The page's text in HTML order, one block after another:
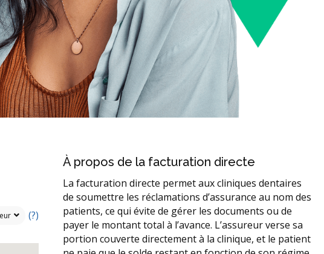
(?)
À propos de la facturation directe
La facturation directe permet aux cliniques dentaires
de soumettre les réclamations d’assurance au nom des
patients, ce qui évite de gérer les documents ou de
payer le montant total à l’avance. L’assureur verse sa
portion couverte directement à la clinique, et le patient